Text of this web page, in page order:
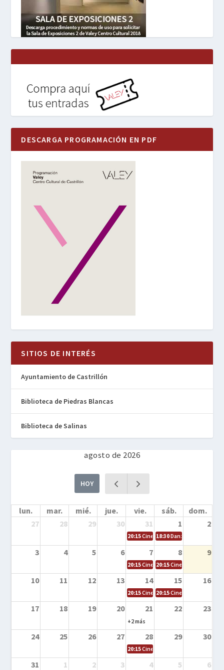
DESCARGA PROGRAMACIÓN EN PDF
SITIOS DE INTERÉS
Ayuntamiento de Castrillón
Biblioteca de Piedras Blancas
Biblioteca de Salinas
agosto de 2026
HOY
lun. mar. mié. jue. vie. sáb.
dom.
27
28 29 30 31 1 2
20:15Cine en la calle – Cómo
18:30Danza – Cita en el
3 4 5 6 7 8 9
20:15Cine en la calle – El niño y la
20:15Cine en la calle –
10 11 12 13 14 15 16
20:15Cine en la calle – Tortugas
20:15Cine en la calle –
17 18 19 20 21 22 23
+2 más
24 25 26 27 28 29 30
20:15Cine en el calle – Tintín y el
31 1 2 3 4 5 6